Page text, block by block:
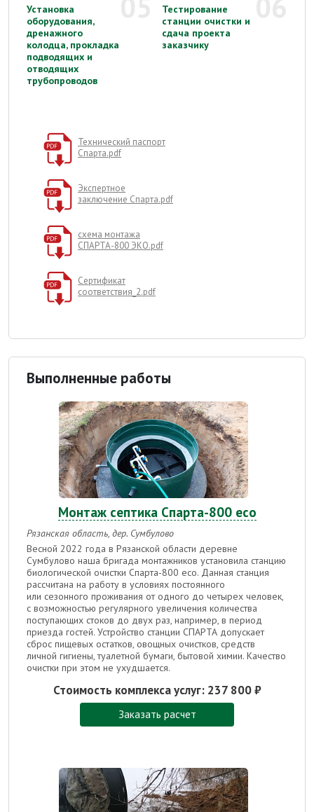
Установка
оборудования,
дренажного
колодца, прокладка
подводящих и
отводящих
трубопроводов
Тестирование
станции очистки и
сдача проекта
заказчику
Технический паспорт
Спарта.pdf
Экспертное
заключение Спарта.pdf
схема монтажа
СПАРТА-800 ЭКО.pdf
Сертификат
соответствия_2.pdf
Выполненные работы
Монтаж септика Спарта-800 есо
Рязанская область, дер. Сумбулово
Весной 2022 года в Рязанской области деревне
Сумбулово наша бригада монтажников установила станцию
биологической очистки Спарта-800 eco. Данная станция
рассчитана на работу в условиях постоянного
или сезонного проживания от одного до четырех человек,
с возможностью регулярного увеличения количества
поступающих стоков до двух раз, например, в период
приезда гостей. Устройство станции СПАРТА допускает
сброс пищевых остатков, овощных очистков, средств
личной гигиены, туалетной бумаги, бытовой химии. Качество
очистки при этом не ухудшается.
Стоимость комплекса услуг: 237 800 ₽
Заказать расчет